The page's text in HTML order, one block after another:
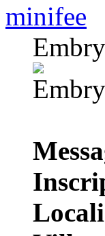
minifee